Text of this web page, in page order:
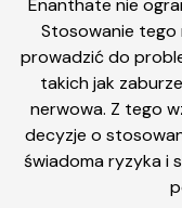
Enanthate nie
Stosowanie tego
prowadzić do
takich jak
nerwowa. Z tego
decyzje o
świadoma ryzyka i